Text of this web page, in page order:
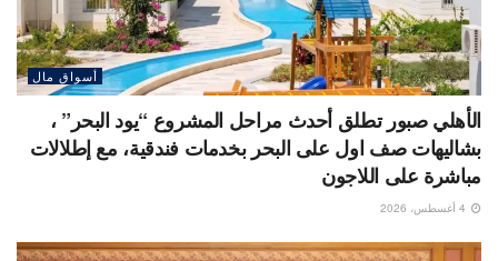
أسواق مال
الأهلي صبور تطلق أحدث مراحل المشروع “يود البحر” ،
بشاليهات صف اول على البحر بخدمات فندقية، مع إطلالات
مباشرة على اللاجون